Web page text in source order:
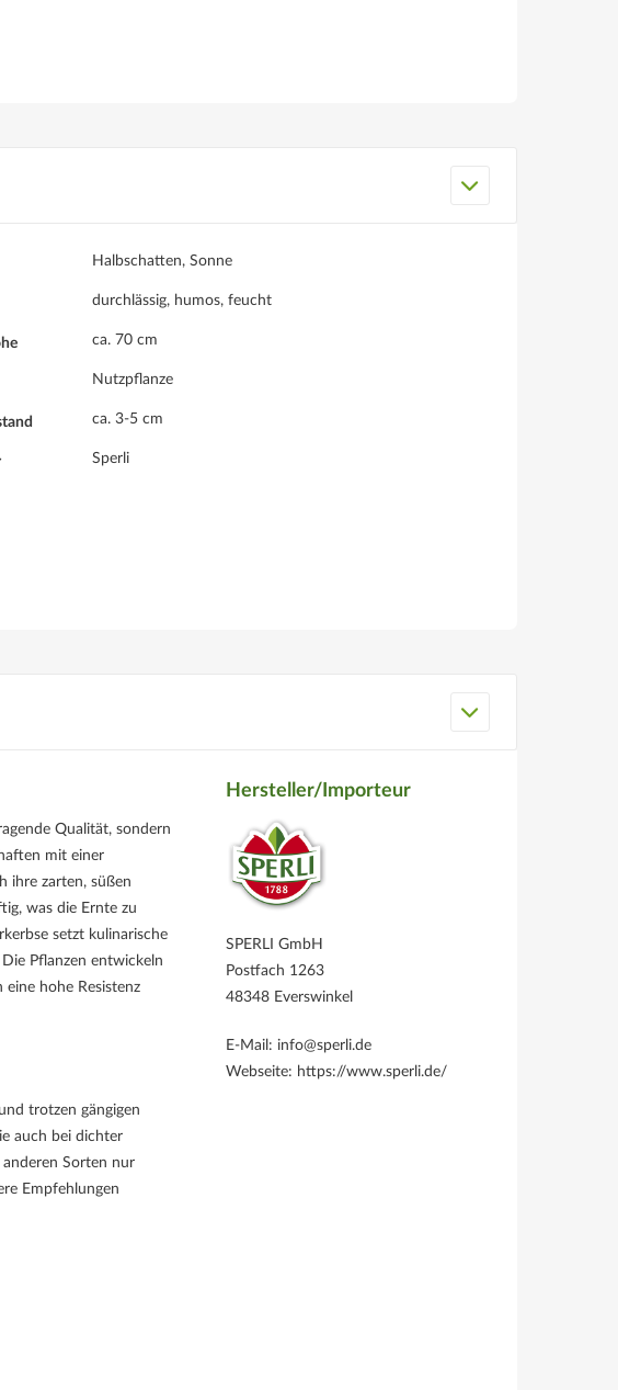
Halbschatten, Sonne
durchlässig, humos, feucht
ca. 70 cm
Nutzpflanze
ca. 3-5 cm
Sperli
Qualität, sondern
mit einer
ihre zarten, süßen
was die Ernte zu
setzt kulinarische
Pflanzen entwickeln
hohe Resistenz
trotzen gängigen
auch bei dichter
Sorten nur
Empfehlungen
Hersteller/Importeur
SPERLI GmbH
Postfach 1263
48348 Everswinkel
E-Mail: info@sperli.de
Webseite: https://www.sperli.de/